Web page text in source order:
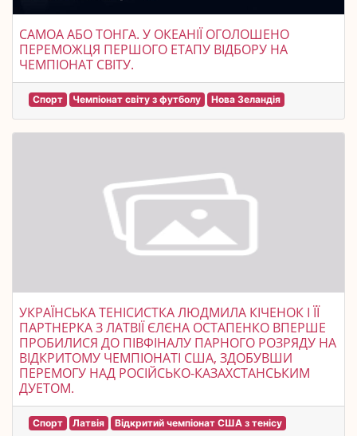
САМОА АБО ТОНГА. У ОКЕАНІЇ ОГОЛОШЕНО
ПЕРЕМОЖЦЯ ПЕРШОГО ЕТАПУ ВІДБОРУ НА
ЧЕМПІОНАТ СВІТУ.
Спорт Чемпіонат світу з футболу Нова Зеландія
УКРАЇНСЬКА ТЕНІСИСТКА ЛЮДМИЛА КІЧЕНОК І ЇЇ
ПАРТНЕРКА З ЛАТВІЇ ЄЛЄНА ОСТАПЕНКО ВПЕРШЕ
ПРОБИЛИСЯ ДО ПІВФІНАЛУ ПАРНОГО РОЗРЯДУ НА
ВІДКРИТОМУ ЧЕМПІОНАТІ США, ЗДОБУВШИ
ПЕРЕМОГУ НАД РОСІЙСЬКО-КАЗАХСТАНСЬКИМ
ДУЕТОМ.
Спорт Латвія Відкритий чемпіонат США з тенісу